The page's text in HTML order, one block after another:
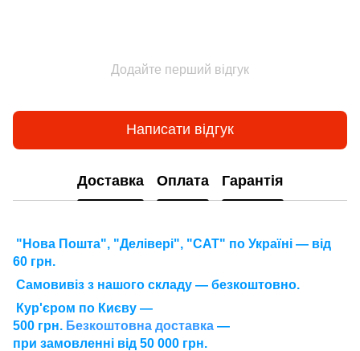
Додайте перший відгук
Написати відгук
Доставка Оплата Гарантія
"Нова Пошта", "Делівері", "САТ" по Україні — від
60 грн.
Самовивіз з нашого складу — безкоштовно.
Кур'єром по Києву —
500 грн. Безкоштовна доставка —
при замовленні від 50 000 грн.